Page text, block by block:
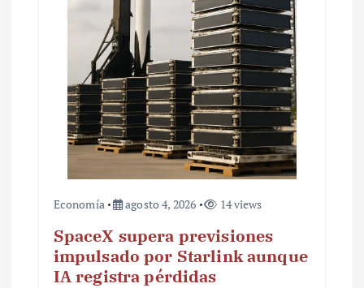
Economía agosto 4, 2026 14 views
SpaceX supera previsiones
impulsado por Starlink aunque
IA registra pérdidas